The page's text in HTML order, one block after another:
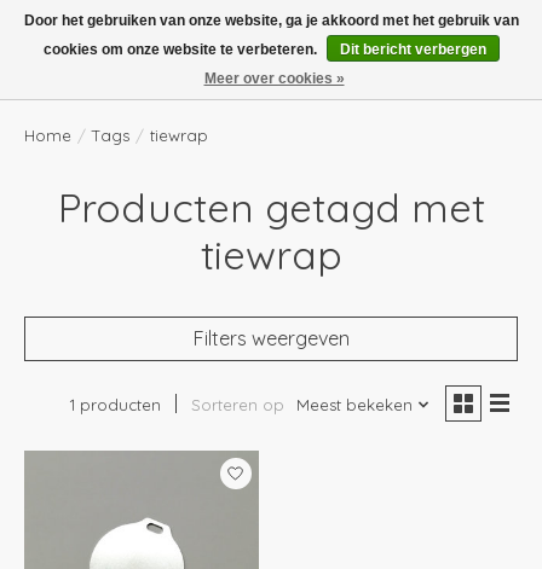
Boven de €100,- gratis verzending! Vóór 14.00 besteld, volgende dag in huis!
Verlanglijst
Home / Tags / tiewrap
Producten getagd met
tiewrap
Filters weergeven
1 producten Sorteren op Meest bekeken
Door het gebruiken van onze website, ga je akkoord met het gebruik van
cookies om onze website te verbeteren.
Dit bericht verbergen
Meer over cookies »